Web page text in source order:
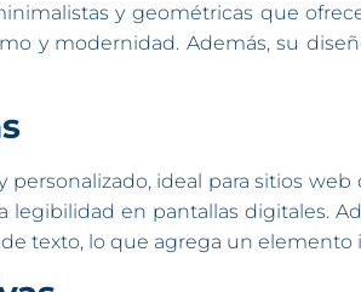
y geométricas que
y modernidad. Además, su
ideal para sitios
legibilidad en pantallas digitales.
texto, lo que agrega un elemento